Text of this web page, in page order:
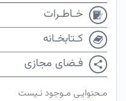
خـاطـرات
کـتابخـانه
فـضای مجازی
مـحتوایـی مـوجود نـیست